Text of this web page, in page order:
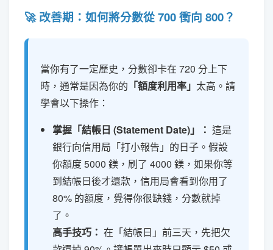
🚀 改善期：如何將分數從 700 衝向 800？
當你有了一定歷史，分數卻卡在 720 分上下
時，通常是因為你的 「額度利用率」 太高。請
學會以下操作：
掌握「結帳日 (Statement Date)」： 這是
銀行向信用局「打小報告」的日子。假設
你額度 5000 鎂，刷了 4000 鎂，如果你等
到結帳日後才還款，信用局會看到你用了
80% 的額度，覺得你很缺錢，分數就掉
了。
高手技巧： 在「結帳日」前三天，先把欠